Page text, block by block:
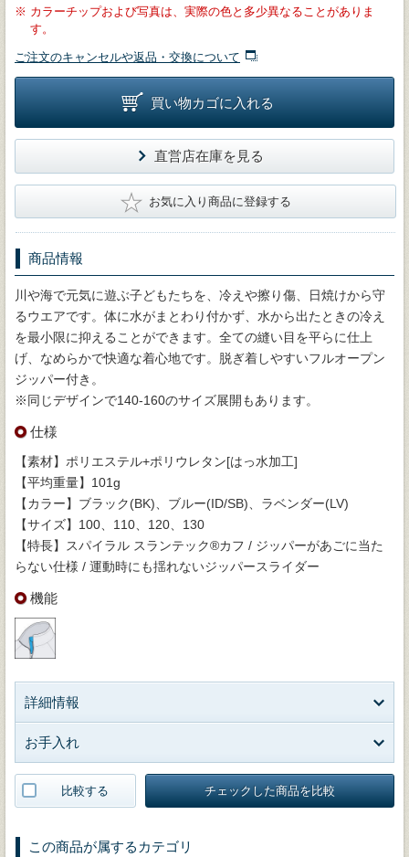
※ カラーチップおよび写真は、実際の色と多少異なることがありま
す。
ご注文のキャンセルや返品・交換について
買い物カゴに入れる
直営店在庫を見る
★ お気に入り商品に登録する
商品情報
川や海で元気に遊ぶ子どもたちを、冷えや擦り傷、日焼けから守
るウエアです。体に水がまとわり付かず、水から出たときの冷え
を最小限に抑えることができます。全ての縫い目を平らに仕上
げ、なめらかで快適な着心地です。脱ぎ着しやすいフルオープン
ジッパー付き。
※同じデザインで140-160のサイズ展開もあります。
仕様
【素材】ポリエステル+ポリウレタン[はっ水加工]
【平均重量】101g
【カラー】ブラック(BK)、ブルー(ID/SB)、ラベンダー(LV)
【サイズ】100、110、120、130
【特長】スパイラル スランテック®カフ / ジッパーがあごに当た
らない仕様 / 運動時にも揺れないジッパースライダー
機能
詳細情報
お手入れ
比較する チェックした商品を比較
この商品が属するカテゴリ